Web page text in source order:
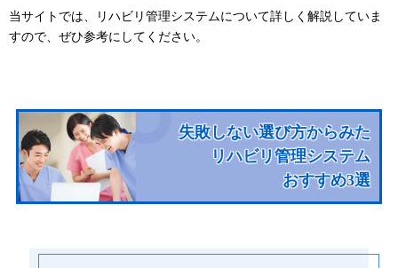
当サイトでは、リハビリ管理システムについて詳しく解説していま
すので、ぜひ参考にしてください。
失敗しない選び方からみた
リハビリ管理システム
おすすめ3選